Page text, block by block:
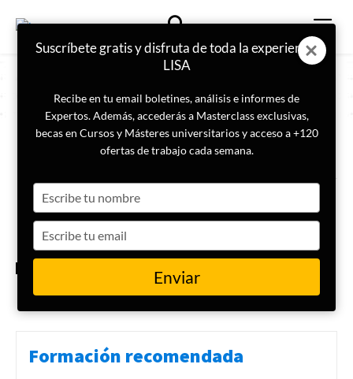
ETIQUETA
influencia cultural
Los Cinco Cebos: raíces
imperiales en el poder de la
China contemporánea
Formación recomendada
Suscríbete gratis y disfruta de toda la experiencia
LISA
Recibe en tu email boletines, análisis e informes de
Expertos. Además, accederás a Masterclass exclusivas,
becas en Cursos y Másteres universitarios y acceso a +120
ofertas de trabajo cada semana.
your
name
your
email
Enviar